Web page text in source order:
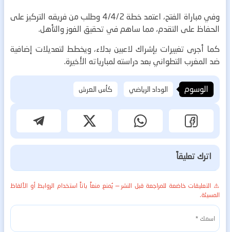
وفي مباراة الفتح، اعتمد خطة 4/4/2 وطلب من فريقه التركيز على
الحفاظ على التقدم، مما ساهم في تحقيق الفوز والتأهل.
كما أجرى تغييرات بإشراك لاعبين بدلاء، ويخطط لتعديلات إضافية
ضد المغرب التطواني بعد دراسته لمبارياته الأخيرة.
الوسوم الوداد الرياضي كأس العرش
اترك تعليقاً
⚠️ التعليقات خاضعة للمراجعة قبل النشر — يُمنع منعاً باتاً استخدام الروابط أو الألفاظ
المسيئة.